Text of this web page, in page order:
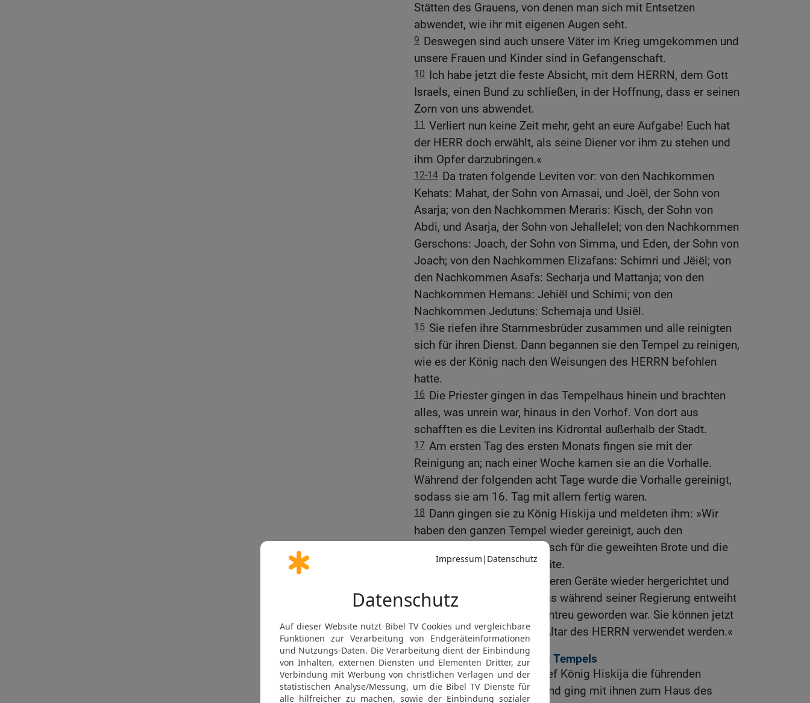
Stätten des Grauens, von denen man sich mit Entsetzen
abwendet, wie ihr mit eigenen Augen seht.
9 Deswegen sind auch unsere Väter im Krieg umgekommen und
unsere Frauen und Kinder sind in Gefangenschaft.
10 Ich habe jetzt die feste Absicht, mit dem HERRN, dem Gott
Israels, einen Bund zu schließen, in der Hoffnung, dass er seinen
Zorn von uns abwendet.
11 Verliert nun keine Zeit mehr, geht an eure Aufgabe! Euch hat
der HERR doch erwählt, als seine Diener vor ihm zu stehen und
ihm Opfer darzubringen.«
12-14 Da traten folgende Leviten vor: von den Nachkommen
Kehats: Mahat, der Sohn von Amasai, und Joël, der Sohn von
Asarja; von den Nachkommen Meraris: Kisch, der Sohn von
Abdi, und Asarja, der Sohn von Jehallelel; von den Nachkommen
Gerschons: Joach, der Sohn von Simma, und Eden, der Sohn von
Joach; von den Nachkommen Elizafans: Schimri und Jëiël; von
den Nachkommen Asafs: Secharja und Mattanja; von den
Nachkommen Hemans: Jehiël und Schimi; von den
Nachkommen Jedutuns: Schemaja und Usiël.
15 Sie riefen ihre Stammesbrüder zusammen und alle reinigten
sich für ihren Dienst. Dann begannen sie den Tempel zu reinigen,
wie es der König nach den Weisungen des HERRN befohlen
hatte.
16 Die Priester gingen in das Tempelhaus hinein und brachten
alles, was unrein war, hinaus in den Vorhof. Von dort aus
schafften es die Leviten ins Kidrontal außerhalb der Stadt.
17 Am ersten Tag des ersten Monats fingen sie mit der
Reinigung an; nach einer Woche kamen sie an die Vorhalle.
Während der folgenden acht Tage wurde die Vorhalle gereinigt,
sodass sie am 16. Tag mit allem fertig waren.
18 Dann gingen sie zu König Hiskija und meldeten ihm: »Wir
haben den ganzen Tempel wieder gereinigt, auch den
Brandopferaltar und den Tisch für die geweihten Brote und die
zu beiden gehörenden Geräte.
Wir haben auch alle anderen Geräte wieder hergerichtet und
neu geweiht, die König Ahas während seiner Regierung entweiht
hatte, als er dem HERRN untreu geworden war. Sie können jetzt
wieder für den Dienst am Altar des HERRN verwendet werden.«
Die Wiedereinweihung des Tempels
20 Am nächsten Morgen rief König Hiskija die führenden
Männer der Stadt zu sich und ging mit ihnen zum Haus des